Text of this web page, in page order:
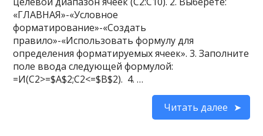
«ГЛАВНАЯ»-«Условное
форматирование»-«Создать
правило»-«Использовать формулу для
определения форматируемых ячеек». 3. Заполните
поле ввода следующей формулой:
=И(C2>=$A$2;C2<=$B$2). 4. …
Читать далее